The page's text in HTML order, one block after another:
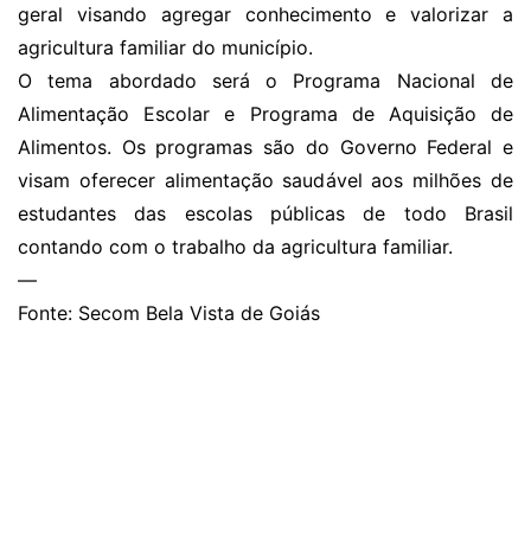
geral visando agregar conhecimento e valorizar a
agricultura familiar do município.
O tema abordado será o Programa Nacional de
Alimentação Escolar e Programa de Aquisição de
Alimentos. Os programas são do Governo Federal e
visam oferecer alimentação saudável aos milhões de
estudantes das escolas públicas de todo Brasil
contando com o trabalho da agricultura familiar.
—
Fonte: Secom Bela Vista de Goiás